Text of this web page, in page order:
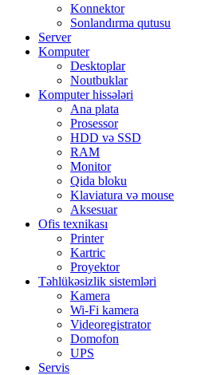
Konnektor
Sonlandırma qutusu
Server
Komputer
Desktoplar
Noutbuklar
Komputer hissələri
Ana plata
Prosessor
HDD və SSD
RAM
Monitor
Qida bloku
Klaviatura və mouse
Aksesuar
Ofis texnikası
Printer
Kartric
Proyektor
Təhlükəsizlik sistemləri
Kamera
Wi-Fi kamera
Videoregistrator
Domofon
UPS
Servis